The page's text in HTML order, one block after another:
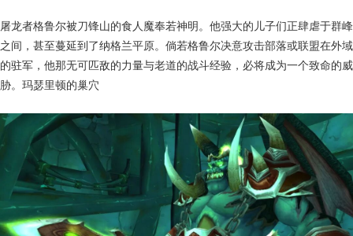
屠龙者格鲁尔被刀锋山的食人魔奉若神明。他强大的儿子们正肆虐于群峰
之间，甚至蔓延到了纳格兰平原。倘若格鲁尔决意攻击部落或联盟在外域
的驻军，他那无可匹敌的力量与老道的战斗经验，必将成为一个致命的威
胁。玛瑟里顿的巢穴